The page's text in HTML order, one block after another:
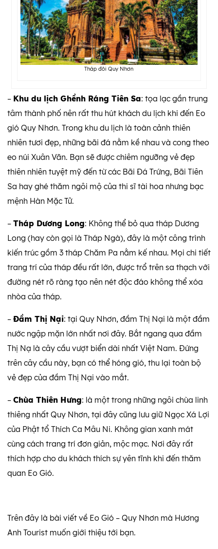
Tháp đôi Quy Nhơn
– Khu du lịch Ghềnh Ráng Tiên Sa: tọa lạc gần trung
tâm thành phố nên rất thu hút khách du lịch khi đến Eo
gió Quy Nhơn. Trong khu du lịch là toàn cảnh thiên
nhiên tươi đẹp, những bãi đá nằm kề nhau và cong theo
eo núi Xuân Vãn. Bạn sẽ được chiêm ngưỡng vẻ đẹp
thiên nhiên tuyệt mỹ đến từ các Bãi Đá Trứng, Bãi Tiên
Sa hay ghé thăm ngôi mộ của thi sĩ tài hoa nhưng bạc
mệnh Hàn Mặc Tử.
– Tháp Dương Long: Không thể bỏ qua tháp Dương
Long (hay còn gọi là Tháp Ngà), đây là một công trình
kiến trúc gồm 3 tháp Chăm Pa nằm kế nhau. Mọi chi tiết
trang trí của tháp đều rất lớn, được trổ trên sa thạch với
đường nét rõ ràng tạo nên nét độc đáo không thể xóa
nhòa của tháp.
– Đầm Thị Nại: tại Quy Nhơn, đầm Thị Nại là một đầm
nước ngập mặn lớn nhất nơi đây. Bắt ngang qua đầm
Thị Nạ là cây cầu vượt biển dài nhất Việt Nam. Đứng
trên cây cầu này, bạn có thể hóng gió, thu lại toàn bộ
vẻ đẹp của đầm Thị Nại vào mắt.
– Chùa Thiên Hưng: là một trong những ngôi chùa linh
thiêng nhất Quy Nhơn, tại đây cũng lưu giữ Ngọc Xá Lợi
của Phật tổ Thích Ca Mâu Ni. Không gian xanh mát
cùng cách trang trí đơn giản, mộc mạc. Nơi đây rất
thích hợp cho du khách thích sự yên tĩnh khi đến thăm
quan Eo Gió.
Trên đây là bài viết về Eo Gió – Quy Nhơn mà Hương
Anh Tourist muốn giới thiệu tới bạn.